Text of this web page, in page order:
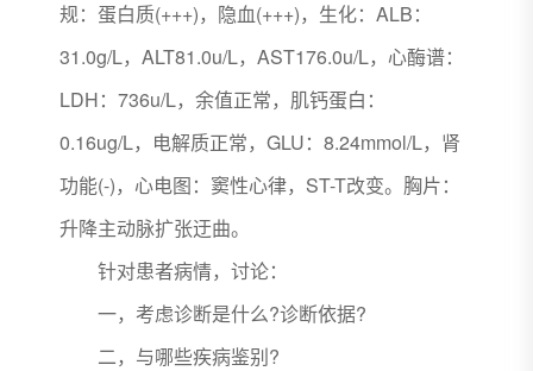
规：蛋白质(+++)，隐血(+++)，生化：ALB：
31.0g/L，ALT81.0u/L，AST176.0u/L，心酶谱：
LDH：736u/L，余值正常，肌钙蛋白：
0.16ug/L，电解质正常，GLU：8.24mmol/L，肾
功能(-)，心电图：窦性心律，ST-T改变。胸片：
升降主动脉扩张迂曲。
针对患者病情，讨论：
一，考虑诊断是什么?诊断依据?
二，与哪些疾病鉴别?